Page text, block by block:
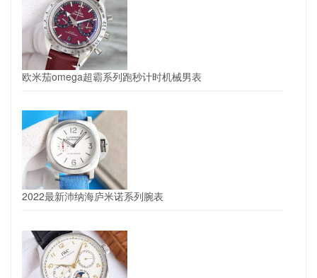
欧米茄omega超霸系列跑秒计时机械男表
2022最新沛纳海庐米诺系列腕表